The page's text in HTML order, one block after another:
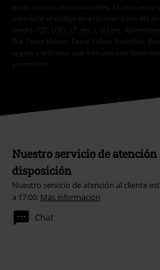
otros códigos promocionales. El descuento
introducir el código en el primer paso del
media (CD, DVD, LP, etc.), tickets,
Die Toten Hosen, Feine Sahne Fischfilet,
regalo y artículos que incluyen una
promoción.
Nuestro servicio de atención
disposición
Nuestro servicio de atención al cliente
a 17:00. Más información
Chat